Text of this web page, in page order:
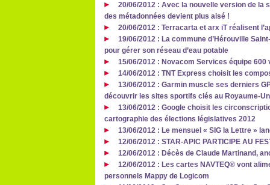
20/06/2012 : Avec la nouvelle version de
des métadonnées devient plus aisé !
20/06/2012 : Terracarta et arx iT réalisent
19/06/2012 : La commune d’Hérouville
pour gérer son réseau d’eau potable
15/06/2012 : Novacom Services équipe 600
14/06/2012 : TNT Express choisit les
13/06/2012 : Garmin muscle ses derniers
découvrir les sites sportifs clés au Royaume-
13/06/2012 : Google choisit les
cartographie des élections législatives 2012
13/06/2012 : Le mensuel « SIG la Lettre »
12/06/2012 : STAR-APIC PARTICIPE AU
12/06/2012 : Décès de Claude Martinand,
12/06/2012 : Les cartes NAVTEQ® vont
personnels Mappy de Logicom